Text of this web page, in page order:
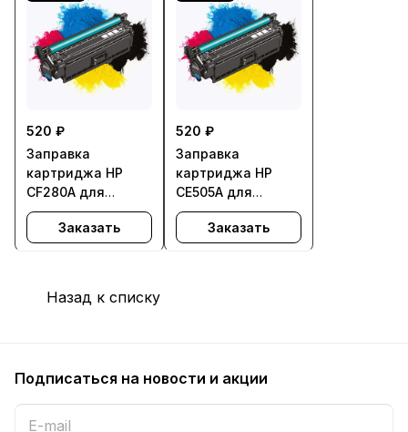
520 ₽
Заправка
картриджа HP
CF280A для
LaserJet M401 Pro
400, M425 Pro 400
Заказать
520 ₽
Заправка
картриджа HP
CE505A для
LaserJet P2035,
P2055Заказать
Назад к списку
Подписаться на новости и акции